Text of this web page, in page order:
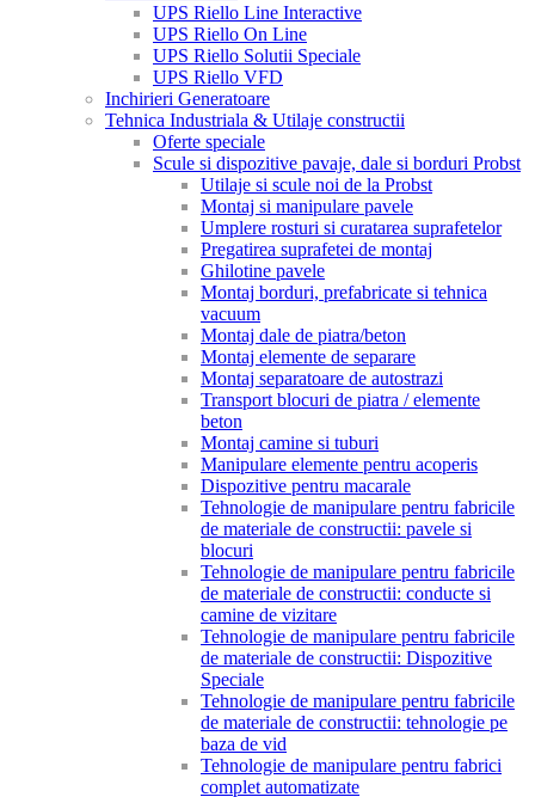
UPS Riello Line Interactive
UPS Riello On Line
UPS Riello Solutii Speciale
UPS Riello VFD
Inchirieri Generatoare
Tehnica Industriala & Utilaje constructii
Oferte speciale
Scule si dispozitive pavaje, dale si borduri Probst
Utilaje si scule noi de la Probst
Montaj si manipulare pavele
Umplere rosturi si curatarea suprafetelor
Pregatirea suprafetei de montaj
Ghilotine pavele
Montaj borduri, prefabricate si tehnica
vacuum
Montaj dale de piatra/beton
Montaj elemente de separare
Montaj separatoare de autostrazi
Transport blocuri de piatra / elemente
beton
Montaj camine si tuburi
Manipulare elemente pentru acoperis
Dispozitive pentru macarale
Tehnologie de manipulare pentru fabricile
de materiale de constructii: pavele si
blocuri
Tehnologie de manipulare pentru fabricile
de materiale de constructii: conducte si
camine de vizitare
Tehnologie de manipulare pentru fabricile
de materiale de constructii: Dispozitive
Speciale
Tehnologie de manipulare pentru fabricile
de materiale de constructii: tehnologie pe
baza de vid
Tehnologie de manipulare pentru fabrici
complet automatizate